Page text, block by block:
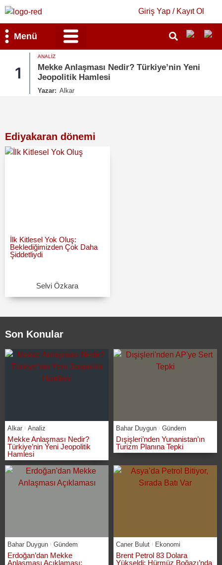
Giriş Yap / Kayıt Ol
Menü
1
ANALIZ
Mekke Anlaşması Nedir? Türkiye’nin Yeni
Jeopolitik Hamlesi
Yazar: Alkar
Ediyakaran dönemi
İlk Kitlesel Yok Oluş:
Beklediğimizden Çok Daha
Şiddetliydi
Selvi Özkara
Son Konular
Alkar Analiz
Mekke Anlaşması Nedir?
Türkiye’nin Yeni Jeopolitik
Hamlesi
Bahar Duygun Gündem
Dışişleri’nden Yunanistan’ın
Turizm Planına Tepki
Bahar Duygun Gündem
Erdoğan’dan Mekke
Anlaşması Açıklaması:
Caner Bulut Ekonomi
Brent Petrol 83 Dolara
Yükseldi: Hürmüz Boğazı’nda